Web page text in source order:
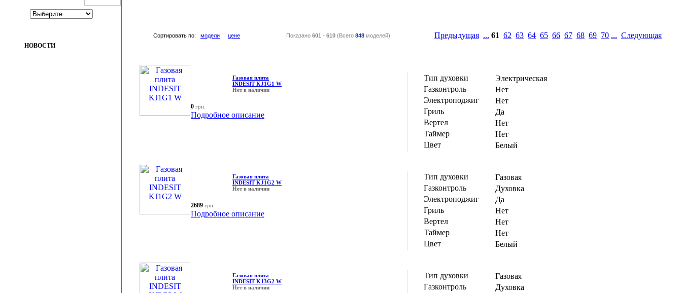
НОВОСТИ
Сортировать по: модели цене Показано 601 - 610(Всего 848моделей) Предыдущая ... 61 62 63 64 65 66 67 68 69 70 ... Следующая
Газовая плита
INDESIT KJ1G1 W
Нет в наличии
Тип духовки
Электрическая
Газконтроль
Нет
Электроподжиг
Нет
Гриль
Да
Вертел
Нет
Таймер
Нет
Цвет
Белый
0 грн.
Подробное описание
Газовая плита
INDESIT KJ1G2 W
Нет в наличии
Тип духовки
Газовая
Газконтроль
Духовка
Электроподжиг
Да
Гриль
Нет
Вертел
Нет
Таймер
Нет
Цвет
Белый
2689 грн.
Подробное описание
Газовая плита
INDESIT KJ3G2 W
Нет в наличии
Тип духовки
Газовая
Газконтроль
Духовка